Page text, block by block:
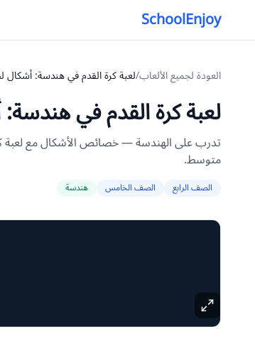
SchoolEnjoy
العودة لجميع الألعاب/لعبة كرة القدم في هندسة: أشكال
لعبة كرة القدم في
تدرب على الهندسة — خصائص الأشكال مع لعبة
متوسط.
الصف الرابع الصف الخامس هندسة